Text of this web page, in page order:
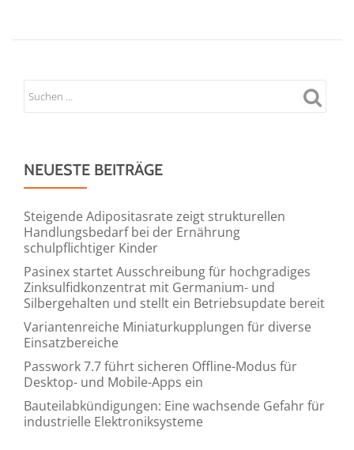
NEUESTE BEITRÄGE
Steigende Adipositasrate zeigt strukturellen
Handlungsbedarf bei der Ernährung
schulpflichtiger Kinder
Pasinex startet Ausschreibung für hochgradiges
Zinksulfidkonzentrat mit Germanium- und
Silbergehalten und stellt ein Betriebsupdate bereit
Variantenreiche Miniaturkupplungen für diverse
Einsatzbereiche
Passwork 7.7 führt sicheren Offline-Modus für
Desktop- und Mobile-Apps ein
Bauteilabkündigungen: Eine wachsende Gefahr für
industrielle Elektroniksysteme